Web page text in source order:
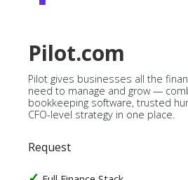
Pilot.com
Pilot gives businesses all the
need to manage and grow —
bookkeeping software, trusted
CFO-level strategy in one place.
Request